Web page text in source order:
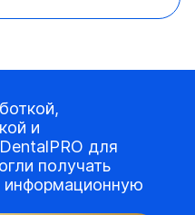
и
для
получать